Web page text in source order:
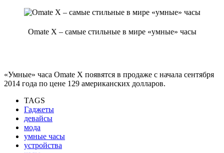
Omate X – самые стильные в мире «умные» часы
«Умные» часа Omate X появятся в продаже с начала сентября
2014 года по цене 129 американских долларов.
TAGS
Гаджеты
девайсы
мода
умные часы
устройства